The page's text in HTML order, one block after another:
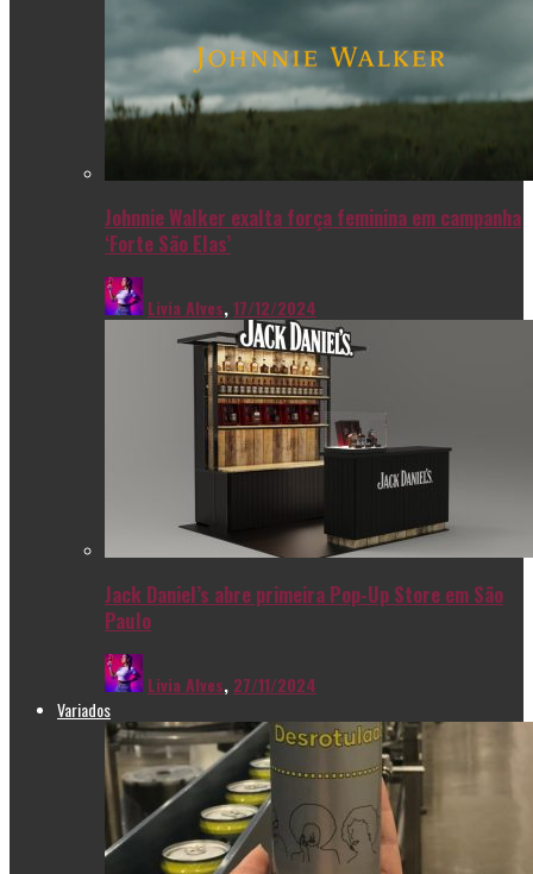
Johnnie Walker exalta força feminina em campanha
‘Forte São Elas’
Livia Alves,17/12/2024
Jack Daniel’s abre primeira Pop-Up Store em São
Paulo
Livia Alves, 27/11/2024
Variados